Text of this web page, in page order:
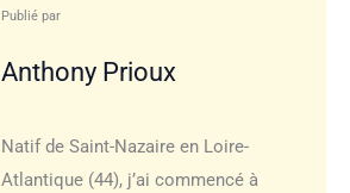
Publié par
Anthony Prioux
Natif de Saint-Nazaire en Loire-
Atlantique (44), j’ai commencé à